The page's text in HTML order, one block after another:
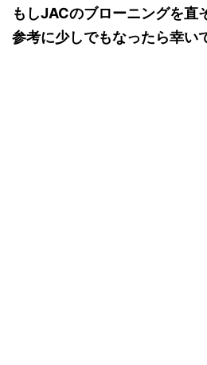
もしJACのブローニングを直
参考に少しでもなったら幸い